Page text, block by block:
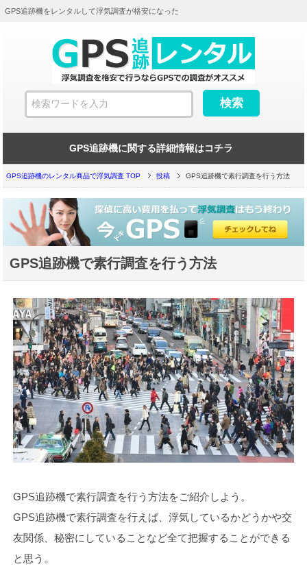
GPS追跡機をレンタルして浮気調査が格安になった
GPS追跡機に関する詳細情報はコチラ
GPS追跡機のレンタル商品で浮気調査 TOP 投稿 GPS追跡機で素行調査を行う方法
GPS追跡機で素行調査を行う方法
GPS追跡機で素行調査を行う方法をご紹介しよう。
GPS追跡機で素行調査を行えば、浮気しているかどうかや交
友関係、秘密にしていることなど全て把握することができる
と思う。